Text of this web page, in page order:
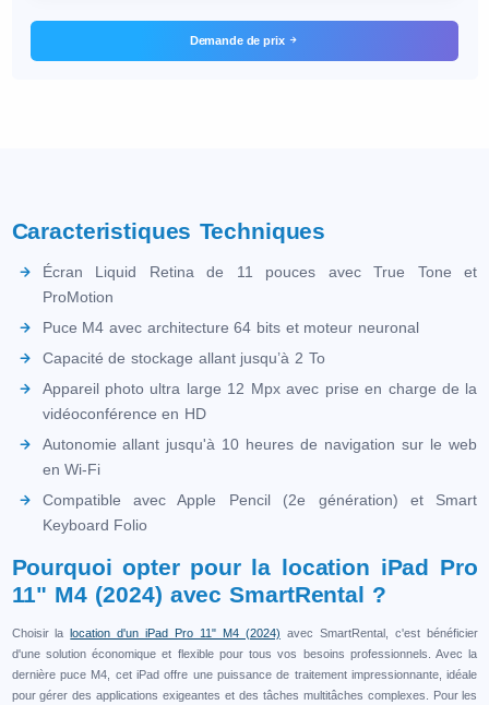
Demande de prix
Caracteristiques Techniques
Écran Liquid Retina de 11 pouces avec True Tone et
ProMotion
Puce M4 avec architecture 64 bits et moteur neuronal
Capacité de stockage allant jusqu’à 2 To
Appareil photo ultra large 12 Mpx avec prise en charge de la
vidéoconférence en HD
Autonomie allant jusqu'à 10 heures de navigation sur le web
en Wi-Fi
Compatible avec Apple Pencil (2e génération) et Smart
Keyboard Folio
Pourquoi opter pour la location iPad Pro
11" M4 (2024) avec SmartRental ?
Choisir lalocation d'un iPad Pro 11" M4 (2024) avec SmartRental, c'est bénéficier
d'une solution économique et flexible pour tous vos besoins professionnels. Avec la
dernière puce M4, cet iPad offre une puissance de traitement impressionnante, idéale
pour gérer des applications exigeantes et des tâches multitâches complexes. Pour les